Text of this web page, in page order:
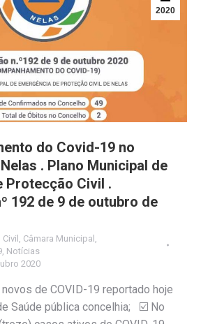
2020
do Covid-19 no
. Plano Municipal de
Protecção Civil .
192 de 9 de outubro de
Câmara Municipal
Notícias
2020
de COVID-19 reportado hoje
Saúde pública concelhia; ☑️ No